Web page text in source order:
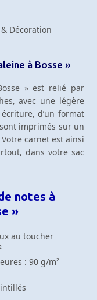
Décoration
à Bosse »
» est relié par
avec une légère
d’un format
imprimés sur un
carnet est ainsi
dans votre sac
notes à
»
au toucher
: 90 g/m²